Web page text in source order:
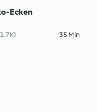
Ecken
35 Min